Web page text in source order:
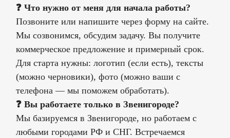
❓ Что нужно от меня для начала работы?
Позвоните или напишите через форму на сайте.
Мы созвонимся, обсудим задачу. Вы получите
коммерческое предложение и примерный срок.
Для старта нужны: логотип (если есть), тексты
(можно черновики), фото (можно ваши с
телефона — мы поможем обработать).
❓ Вы работаете только в Звенигороде?
Мы базируемся в Звенигороде, но работаем с
любыми городами РФ и СНГ. Встречаемся